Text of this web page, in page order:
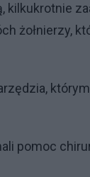
żołnierzy,
pomoc